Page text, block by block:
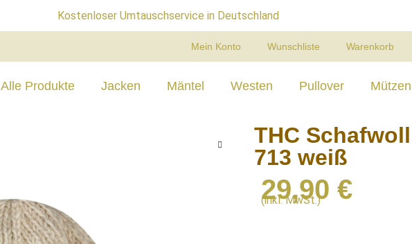
ab 75 Euro kostenlose Lieferung in Deutschland
Mein Konto Wunschliste Warenkorb
Alle Produkte Jacken Mäntel Westen Pullover Mützen
THC
713 weiß
29,90 €
(inkl. MwSt.)